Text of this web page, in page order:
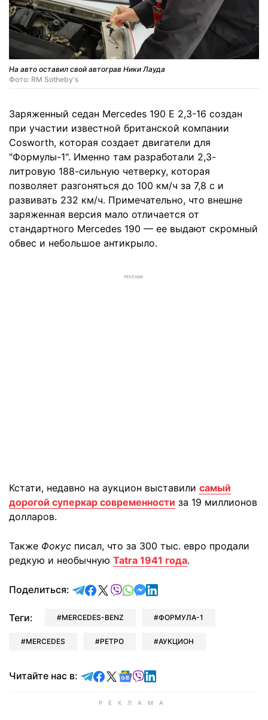
На авто оставил свой автограв Ники Лауда
Фото: RM Sotheby's
Заряженный седан Mercedes 190 E 2,3-16 создан
при участии известной британской компании
Cosworth, которая создает двигатели для
"Формулы-1". Именно там разработали 2,3-
литровую 188-сильную четверку, которая
позволяет разгоняться до 100 км/ч за 7,8 с и
развивать 232 км/ч. Примечательно, что внешне
заряженная версия мало отличается от
стандартного Mercedes 190 — ее выдают скромный
обвес и небольшое антикрыло.
РЕКЛАМА
Кстати, недавно на аукцион выставили самый
дорогой суперкар современности за 19 миллионов
долларов.
Также Фокус писал, что за 300 тыс. евро продали
редкую и необычную Tatra 1941 года.
Поделиться: отправить в Telegram
поделиться в Facebook
поделиться в X
отправить в Viber
отправить в Whatsapp
отправить в Messenger
отправить в LinkedIn
Теги: MERCEDES-BENZ ФОРМУЛА-1
MERCEDES РЕТРО АУКЦИОН
Читайте нас в: Читайте в Telegram
Читайте в Facebook
Читайте в X
Читайте в Google news
Читайте в Viber
Читайте в LinkedIn